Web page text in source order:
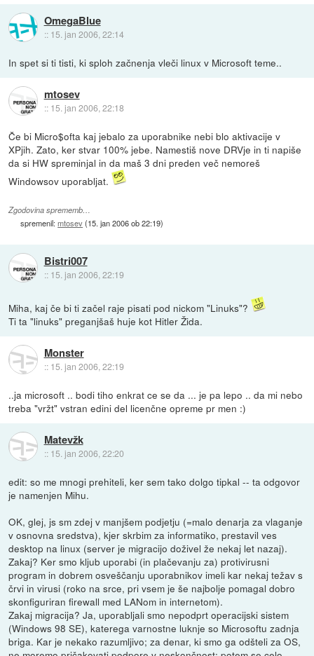
OmegaBlue
:: 15. jan 2006, 22:14
In spet si ti tisti, ki sploh začnenja vleči linux v Microsoft teme..
mtosev
:: 15. jan 2006, 22:18
Če bi Micro$ofta kaj jebalo za uporabnike nebi blo aktivacije v
XPjih. Zato, ker stvar 100% jebe. Namestiš nove DRVje in ti napiše
da si HW spreminjal in da maš 3 dni preden več nemoreš
Windowsov uporabljat.
Zgodovina sprememb…
spremenil:mtosev(15. jan 2006 ob 22:19)
Bistri007
:: 15. jan 2006, 22:19
Miha, kaj če bi ti začel raje pisati pod nickom "Linuks"?
Ti ta "linuks" preganjšaš huje kot Hitler Žida.
Monster
:: 15. jan 2006, 22:19
..ja microsoft .. bodi tiho enkrat ce se da ... je pa lepo .. da mi nebo
treba "vržt" vstran edini del licenčne opreme pr men :)
Matevžk
:: 15. jan 2006, 22:20
edit: so me mnogi prehiteli, ker sem tako dolgo tipkal -- ta odgovor
je namenjen Mihu.
OK, glej, js sm zdej v manjšem podjetju (=malo denarja za vlaganje
v osnovna sredstva), kjer skrbim za informatiko, prestavil ves
desktop na linux (server je migracijo doživel že nekaj let nazaj).
Zakaj? Ker smo kljub uporabi (in plačevanju za) protivirusni
program in dobrem osveščanju uporabnikov imeli kar nekaj težav s
črvi in virusi (roko na srce, pri vsem je še najbolje pomagal dobro
skonfiguriran firewall med LANom in internetom).
Zakaj migracija? Ja, uporabljali smo nepodprt operacijski sistem
(Windows 98 SE), katerega varnostne luknje so Microsoftu zadnja
briga. Kar je nekako razumljivo; za denar, ki smo ga odšteli za OS,